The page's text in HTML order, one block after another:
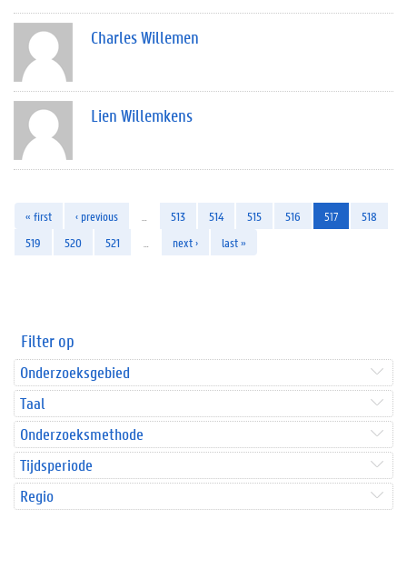
Charles Willemen
Lien Willemkens
« first ‹ previous 513 514 515 516 517
518
519
520 521 next › last »
Filter op
Onderzoeksgebied
Taal
Onderzoeksmethode
Tijdsperiode
Regio